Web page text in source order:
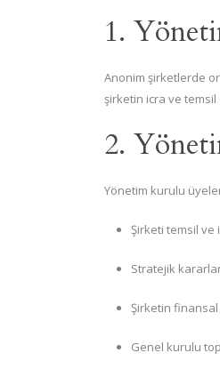
1.
Anonim şirketlerde
şirketin icra ve temsil
2.
Yönetim kurulu
Şirketi temsil ve
Stratejik
Şirketin finansal
Genel kurulu